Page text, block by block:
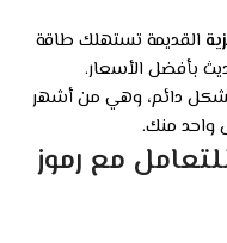
القديمة تستهلك طاقة
بأفضل الأسعار.
دائم، وهي من أشهر
واحد منك.
مع رموز